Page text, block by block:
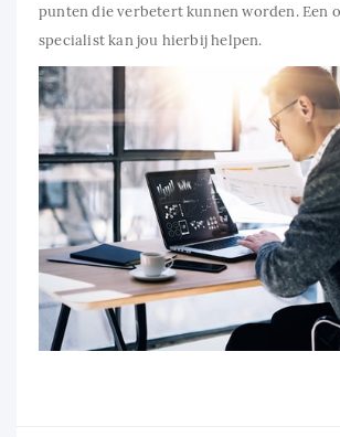
punten die verbetert kunnen worden. Een
specialist kan jou hierbij helpen.